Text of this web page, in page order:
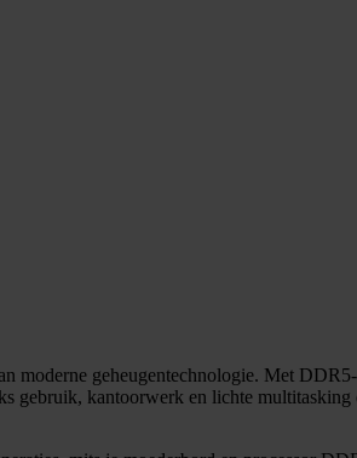
moderne geheugentechnologie. Met
gebruik, kantoorwerk en lichte